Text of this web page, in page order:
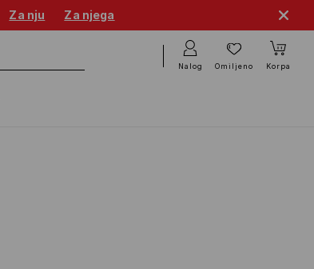
Za nju Za njega
Nalog Omiljeno Korpa